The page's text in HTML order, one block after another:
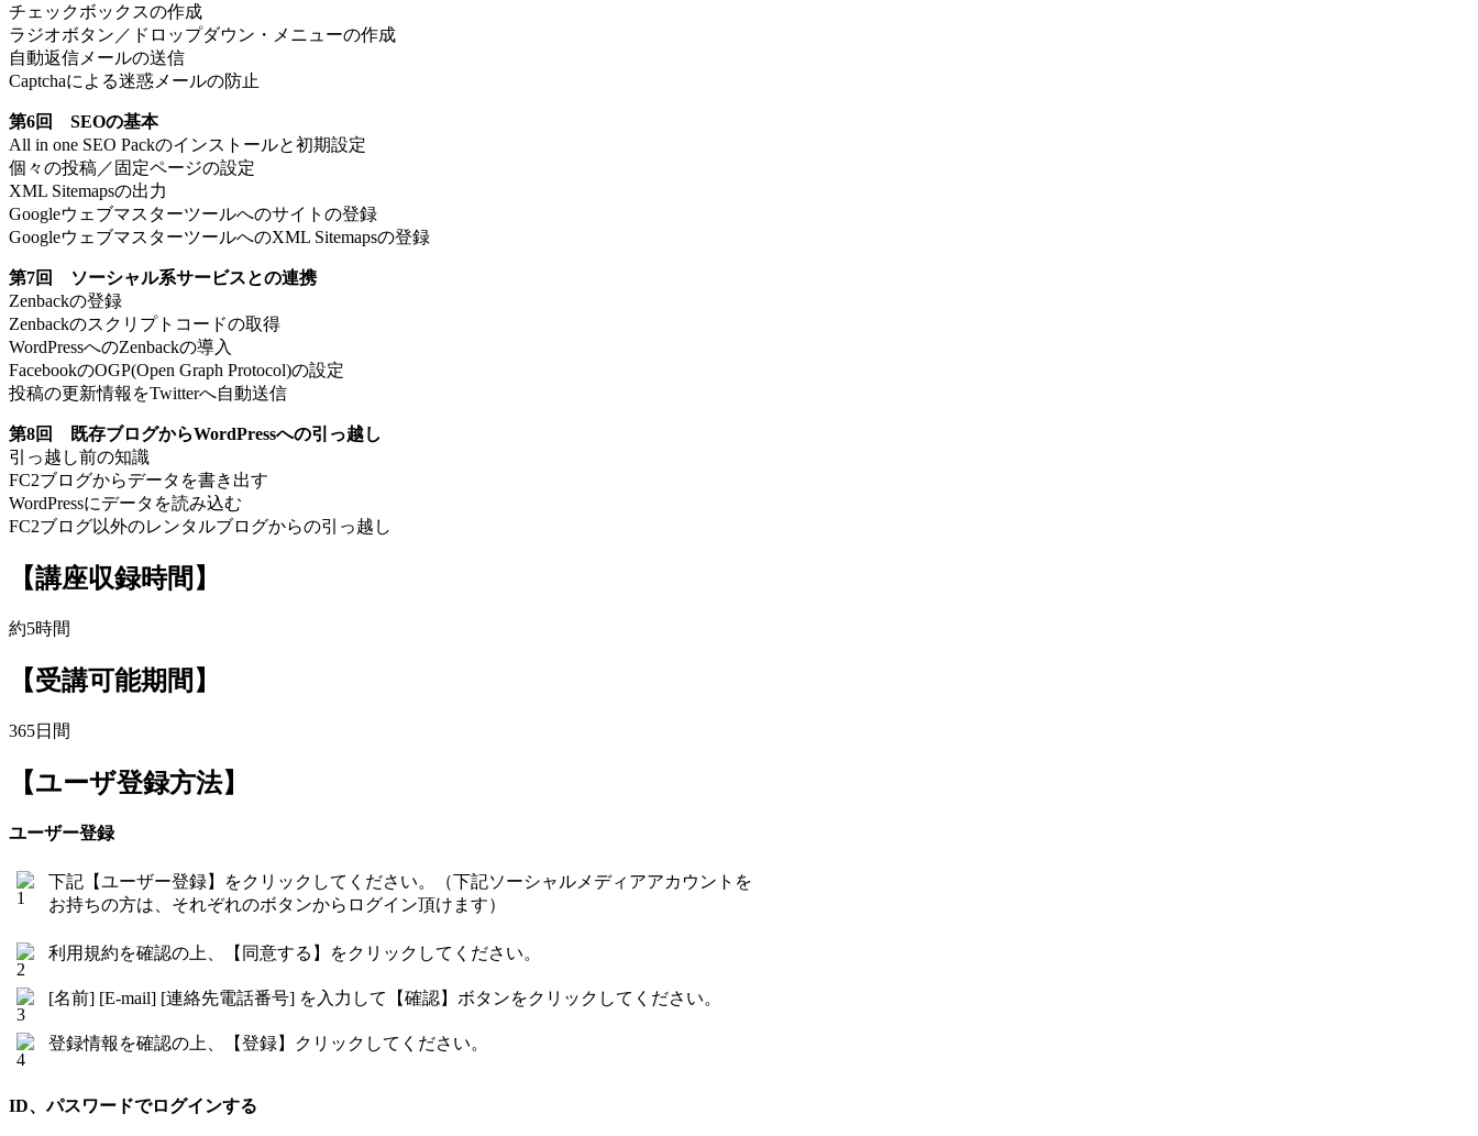
チェックボックスの作成
ラジオボタン／ドロップダウン・メニューの作成
自動返信メールの送信
Captchaによる迷惑メールの防止
第6回 SEOの基本
All in one SEO Packのインストールと初期設定
個々の投稿／固定ページの設定
XML Sitemapsの出力
Googleウェブマスターツールへのサイトの登録
GoogleウェブマスターツールへのXML Sitemapsの登録
第7回 ソーシャル系サービスとの連携
Zenbackの登録
Zenbackのスクリプトコードの取得
WordPressへのZenbackの導入
FacebookのOGP(Open Graph Protocol)の設定
投稿の更新情報をTwitterへ自動送信
第8回 既存ブログからWordPressへの引っ越し
引っ越し前の知識
FC2ブログからデータを書き出す
WordPressにデータを読み込む
FC2ブログ以外のレンタルブログからの引っ越し
【講座収録時間】
約5時間
【受講可能期間】
365日間
【ユーザ登録方法】
ユーザー登録
下記【ユーザー登録】をクリックしてください。（下記ソーシャルメディアアカウントを
お持ちの方は、それぞれのボタンからログイン頂けます）
利用規約を確認の上、【同意する】をクリックしてください。
[名前] [E-mail] [連絡先電話番号] を入力して【確認】ボタンをクリックしてください。
登録情報を確認の上、【登録】クリックしてください。
ID、パスワードでログインする